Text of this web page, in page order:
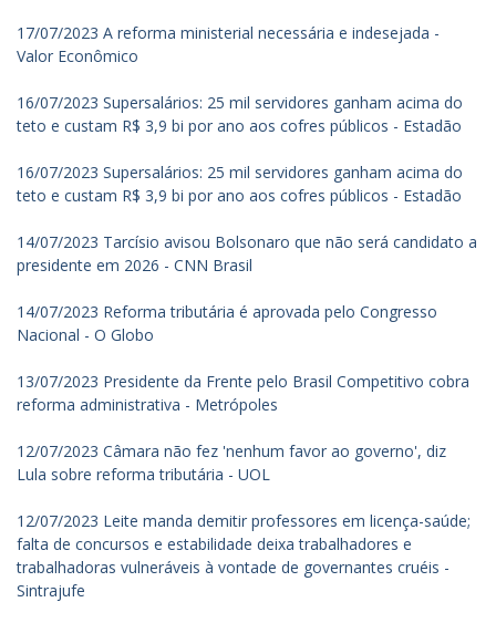
17/07/2023 A reforma ministerial necessária e indesejada -
Valor Econômico
16/07/2023 Supersalários: 25 mil servidores ganham acima do
teto e custam R$ 3,9 bi por ano aos cofres públicos - Estadão
16/07/2023 Supersalários: 25 mil servidores ganham acima do
teto e custam R$ 3,9 bi por ano aos cofres públicos - Estadão
14/07/2023 Tarcísio avisou Bolsonaro que não será candidato a
presidente em 2026 - CNN Brasil
14/07/2023 Reforma tributária é aprovada pelo Congresso
Nacional - O Globo
13/07/2023 Presidente da Frente pelo Brasil Competitivo cobra
reforma administrativa - Metrópoles
12/07/2023 Câmara não fez 'nenhum favor ao governo', diz
Lula sobre reforma tributária - UOL
12/07/2023 Leite manda demitir professores em licença-saúde;
falta de concursos e estabilidade deixa trabalhadores e
trabalhadoras vulneráveis à vontade de governantes cruéis -
Sintrajufe